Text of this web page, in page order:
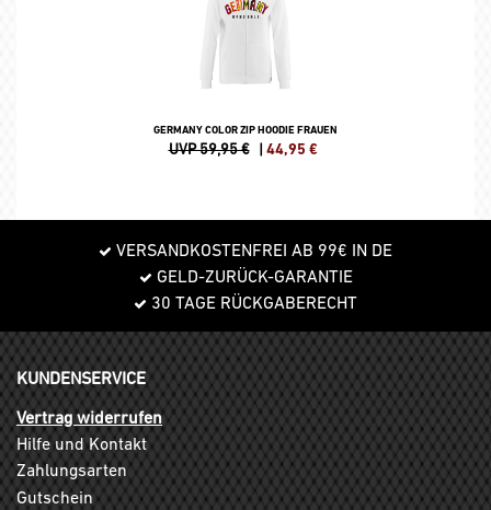
GERMANY COLOR ZIP HOODIE FRAUEN
UVP 59,95 € | 44,95 €
VERSANDKOSTENFREI AB 99€ IN DE
GELD-ZURÜCK-GARANTIE
30 TAGE RÜCKGABERECHT
KUNDENSERVICE
Vertrag widerrufen
Hilfe und Kontakt
Zahlungsarten
Gutschein